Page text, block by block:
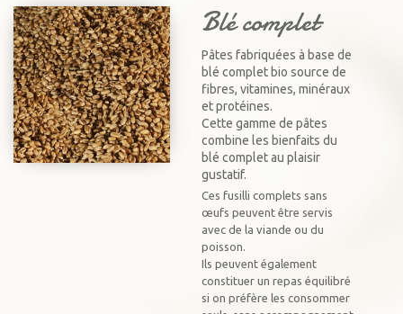
Blé complet
Pâtes fabriquées à base de
blé complet bio source de
fibres, vitamines, minéraux
et protéines.
Cette gamme de pâtes
combine les bienfaits du
blé complet au plaisir
gustatif.
Ces fusilli complets sans
œufs peuvent être servis
avec de la viande ou du
poisson.
Ils peuvent également
constituer un repas équilibré
si on préfère les consommer